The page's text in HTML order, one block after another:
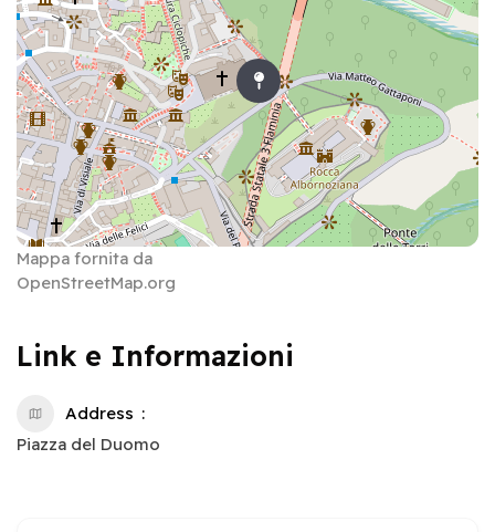
Mappa fornita da
OpenStreetMap.org
Link e Informazioni
Address
Piazza del Duomo